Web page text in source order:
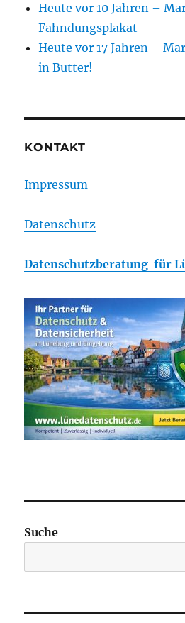
Heute vor 10 Jahren –
Fahndungsplakat
Heute vor 17 Jahren –
in Butter!
KONTAKT
Impressum
Datenschutz
Datenschutzberatung für
Suche